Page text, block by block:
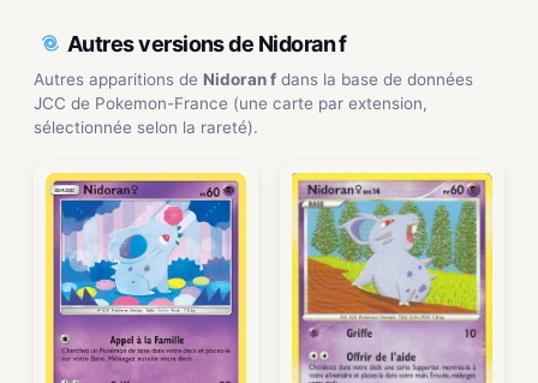
Autres versions de Nidoran f
Autres apparitions de Nidoran f dans la base de données
JCC de Pokemon-France (une carte par extension,
sélectionnée selon la rareté).